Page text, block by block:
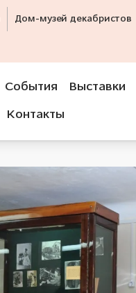
Дом-музей декабристов
События Выставки
Контакты